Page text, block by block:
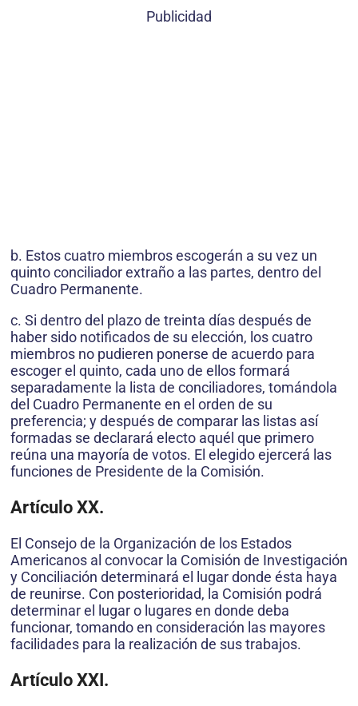
Publicidad
b. Estos cuatro miembros escogerán a su vez un
quinto conciliador extraño a las partes, dentro del
Cuadro Permanente.
c. Si dentro del plazo de treinta días después de
haber sido notificados de su elección, los cuatro
miembros no pudieren ponerse de acuerdo para
escoger el quinto, cada uno de ellos formará
separadamente la lista de conciliadores, tomándola
del Cuadro Permanente en el orden de su
preferencia; y después de comparar las listas así
formadas se declarará electo aquél que primero
reúna una mayoría de votos. El elegido ejercerá las
funciones de Presidente de la Comisión.
Artículo XX.
El Consejo de la Organización de los Estados
Americanos al convocar la Comisión de Investigación
y Conciliación determinará el lugar donde ésta haya
de reunirse. Con posterioridad, la Comisión podrá
determinar el lugar o lugares en donde deba
funcionar, tomando en consideración las mayores
facilidades para la realización de sus trabajos.
Artículo XXI.